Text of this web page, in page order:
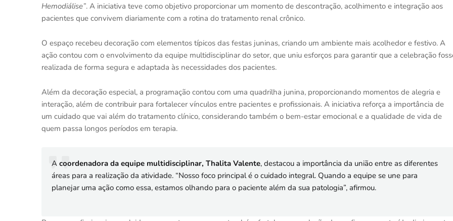
Hemodiálise”. A iniciativa teve como objetivo proporcionar um momento de descontração, acolhimento e integração aos
pacientes que convivem diariamente com a rotina do tratamento renal crônico.
O espaço recebeu decoração com elementos típicos das festas juninas, criando um ambiente mais acolhedor e festivo. A
ação contou com o envolvimento da equipe multidisciplinar do setor, que uniu esforços para garantir que a celebração
realizada de forma segura e adaptada às necessidades dos pacientes.
Além da decoração especial, a programação contou com uma quadrilha junina, proporcionando momentos de alegria e
interação, além de contribuir para fortalecer vínculos entre pacientes e profissionais. A iniciativa reforça a importância de
um cuidado que vai além do tratamento clínico, considerando também o bem-estar emocional e a qualidade de vida de
quem passa longos períodos em terapia.
A coordenadora da equipe multidisciplinar, Thalita Valente, destacou a importância da união entre as diferentes
áreas para a realização da atividade. “Nosso foco principal é o cuidado integral. Quando a equipe se une para
planejar uma ação como essa, estamos olhando para o paciente além da sua patologia”, afirmou.